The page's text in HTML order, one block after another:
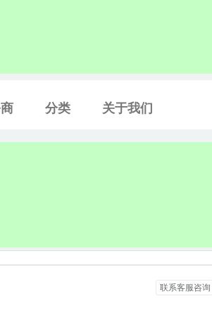
分类 关于我们
联系客服咨询